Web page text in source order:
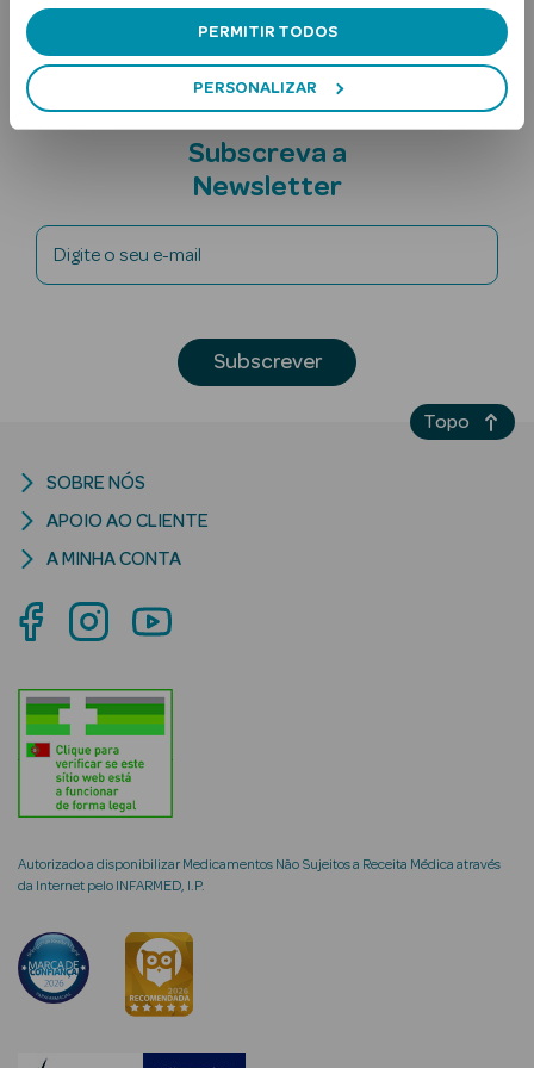
PERMITIR TODOS
PERSONALIZAR
Ver Tudo
Solares
Solares Bebé e
Criança
Ver Tudo
Cosmética
Rosto
Hidratantes
Creme de Olhos
envelhecimento
Subscreva a
Newsletter
Digite o seu e-mail
Subscrever
Autorizado a disponibilizar Medicamentos Não Sujeitos a Receita Médica através
da Internet pelo INFARMED, I.P.
SOBRE NÓS
APOIO AO CLIENTE
A MINHA CONTA
Topo